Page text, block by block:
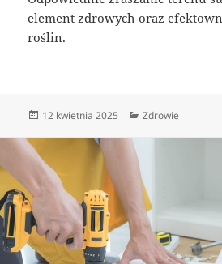
element zdrowych oraz
roślin.
Data
12 kwietnia 2025 Kategorie
Zdrowie